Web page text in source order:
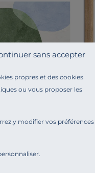
propres et des cookies
ou vous proposer les
y modifier vos préférences
sans accepter
CAMIF